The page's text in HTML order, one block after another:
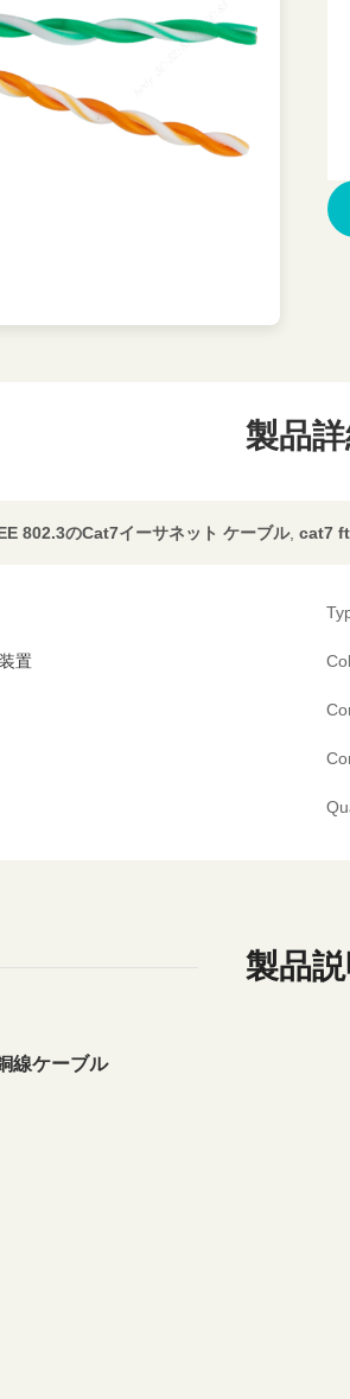
製品詳
802.3のCat7イーサネット ケーブル, cat7
置
製品説
線ケーブル